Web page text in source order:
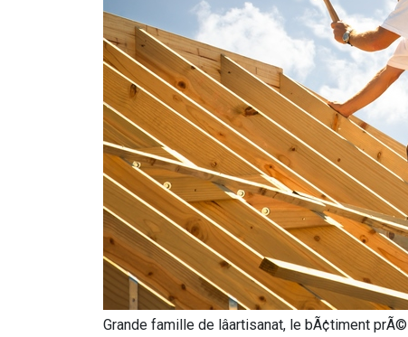
Grande famille de lâartisanat, le bÃ¢timent